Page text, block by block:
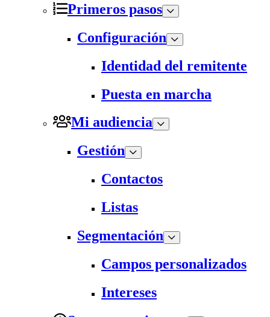
Primeros pasos
Configuración
Identidad del remitente
Puesta en marcha
Mi audiencia
Gestión
Contactos
Listas
Segmentación
Campos personalizados
Intereses